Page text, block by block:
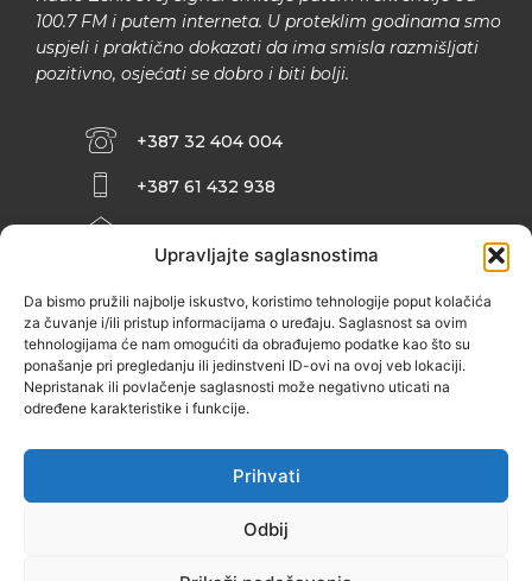
Upravljajte saglasnostima
Da bismo pružili najbolje iskustvo, koristimo tehnologije poput kolačića
za čuvanje i/ili pristup informacijama o uređaju. Saglasnost sa ovim
tehnologijama će nam omogućiti da obrađujemo podatke kao što su
ponašanje pri pregledanju ili jedinstveni ID-ovi na ovoj veb lokaciji.
Nepristanak ili povlačenje saglasnosti može negativno uticati na
određene karakteristike i funkcije.
Prihvati
Odbij
100.7 FM i putem interneta. U proteklim godinama smo
uspjeli i praktično dokazati da ima smisla razmišljati
pozitivno, osjećati se dobro i biti bolji.
+387 32 404 004
+387 61 432 938
ZENIČANKA, 3. SPRAT), 72000 ZENICA